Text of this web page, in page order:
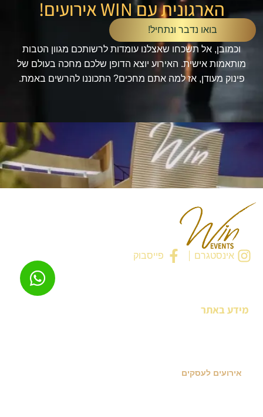
הארגונית עם WIN אירועים!
בואו נדבר ונתחיל!
וכמובן, אל תשכחו שאצלנו עומדות לרשותכם מגוון הטבות
מותאמות אישית. האירוע יוצא הדופן שלכם מחכה בעולם של
פינוק מעודן, אז למה אתם מחכים? התכוננו להרשים באמת.
אינסטגרם פייסבוק
מידע באתר
אירועים לעסקים